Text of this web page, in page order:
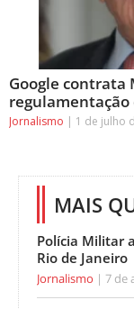
Google contrata
regulamentação
Jornalismo 1 de julho
MAIS
Polícia Militar
Rio de Janeiro
Jornalismo 7 de